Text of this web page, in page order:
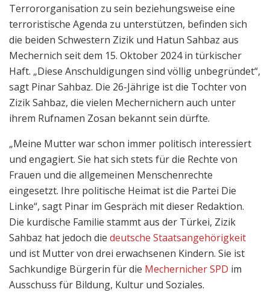
Terrororganisation zu sein beziehungsweise eine
terroristische Agenda zu unterstützen, befinden sich
die beiden Schwestern Zizik und Hatun Sahbaz aus
Mechernich seit dem 15. Oktober 2024 in türkischer
Haft. „Diese Anschuldigungen sind völlig unbegründet“,
sagt Pinar Sahbaz. Die 26-Jährige ist die Tochter von
Zizik Sahbaz, die vielen Mechernichern auch unter
ihrem Rufnamen Zosan bekannt sein dürfte.
„Meine Mutter war schon immer politisch interessiert
und engagiert. Sie hat sich stets für die Rechte von
Frauen und die allgemeinen Menschenrechte
eingesetzt. Ihre politische Heimat ist die Partei Die
Linke“, sagt Pinar im Gespräch mit dieser Redaktion.
Die kurdische Familie stammt aus der Türkei, Zizik
Sahbaz hat jedoch die deutsche Staatsangehörigkeit
und ist Mutter von drei erwachsenen Kindern. Sie ist
Sachkundige Bürgerin für die Mechernicher SPD im
Ausschuss für Bildung, Kultur und Soziales.